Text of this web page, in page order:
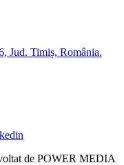
Jud. Timiș, România.
de POWER MEDIA